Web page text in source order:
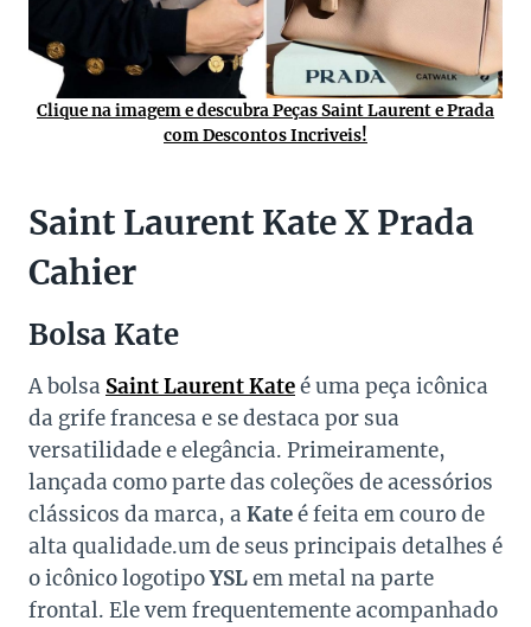
Clique na imagem e descubra Peças Saint Laurent e Prada
com Descontos Incriveis!
Saint Laurent Kate X Prada
Cahier
Bolsa Kate
A bolsa Saint Laurent Kateé uma peça icônica
da grife francesa e se destaca por sua
versatilidade e elegância. Primeiramente,
lançada como parte das coleções de acessórios
clássicos da marca, a Kateé feita em couro de
alta qualidade.um de seus principais detalhes é
o icônico logotipoYSLem metal na parte
frontal. Ele vem frequentemente acompanhado